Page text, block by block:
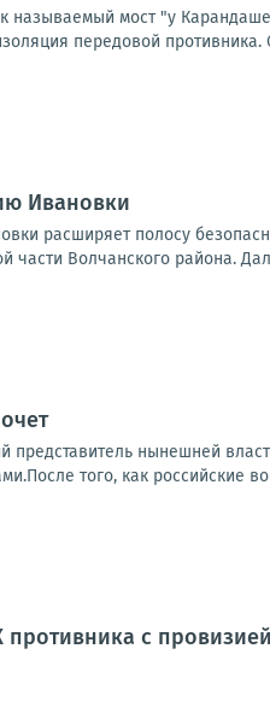
называемый мост "у
передовой противника.
Ивановки
расширяет полосу
части Волчанского района.
нынешней
того, как российские
противника с